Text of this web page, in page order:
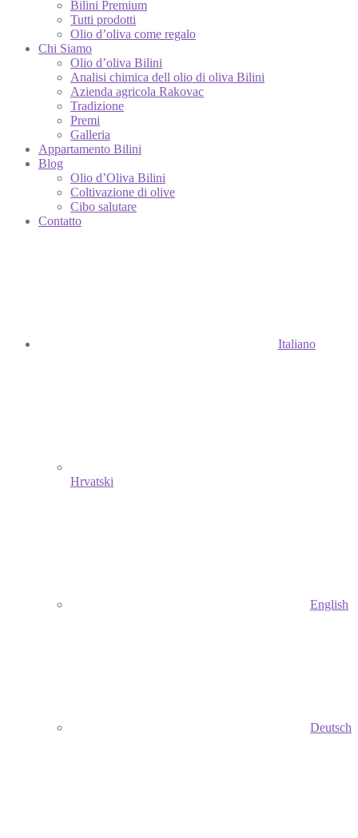
Bilini Premium
Tutti prodotti
Olio d’oliva come regalo
Chi Siamo
Olio d’oliva Bilini
Analisi chimica dell olio di oliva Bilini
Azienda agricola Rakovac
Tradizione
Premi
Galleria
Appartamento Bilini
Blog
Olio d’Oliva Bilini
Coltivazione di olive
Cibo salutare
Contatto
Italiano
Hrvatski
English
Deutsch